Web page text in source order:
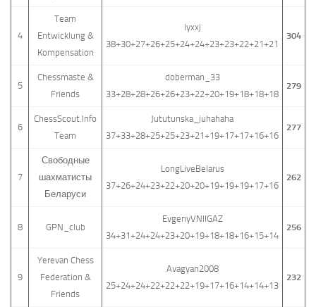
4
Team
Entwicklung &
Kompensation
lyxxj
38+30+27+26+25+24+24+23+23+22+21+21
304
5
Chessmaste &
Friends
doberman_33
33+28+28+26+26+23+22+20+19+18+18+18
279
6
ChessScout.Info
Team
Jututunska_juhahaha
37+33+28+25+25+23+21+19+17+17+16+16
277
7
Свободные
шахматисты
Беларуси
LongLiveBelarus
37+26+24+23+22+20+20+19+19+19+17+16
262
8 GPN_club
EvgenyVNIIGAZ
34+31+24+24+23+20+19+18+18+16+15+14
256
9
Yerevan Chess
Federation &
Friends
Avagyan2008
25+24+24+22+22+22+19+17+16+14+14+13
232